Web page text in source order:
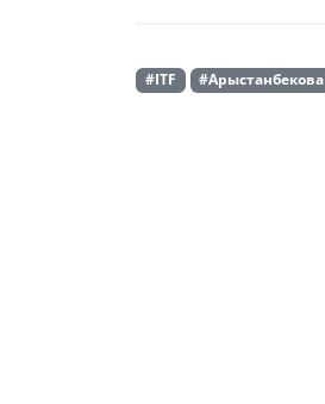
#ITF #Арыстанбекова